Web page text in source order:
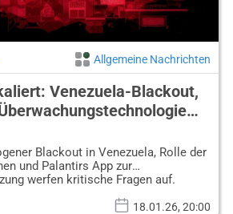
Allgemeine Nachrichten
Venezuela-Blackout,
Blackout in Venezuela, Rolle der
und Palantirs App zur
werfen kritische Fragen auf.
18.01.26, 20:00